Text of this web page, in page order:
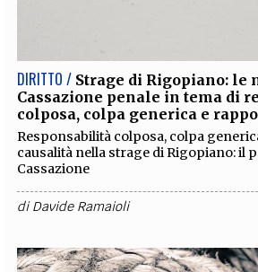
DIRITTO / Strage di Rigopiano: le
Cassazione penale in tema di
colposa, colpa generica e
Responsabilità colposa, colpa
causalità nella strage di Rigopiano: il
Cassazione
diDavide Ramaioli